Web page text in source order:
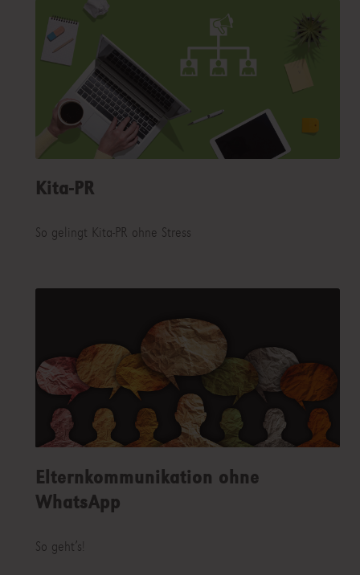
Kita-PR
So gelingt Kita-PR ohne Stress
Elternkommunikation ohne
WhatsApp
So geht’s!